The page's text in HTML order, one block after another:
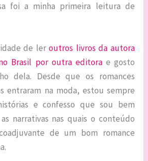
foi a minha primeira leitura de
de leroutros livros da autora
Brasil por outra editorae gosto
dela. Desde que os romances
entraram na moda, estou sempre
e confesso que sou bem
narrativas nas quais o conteúdo
de um bom romance